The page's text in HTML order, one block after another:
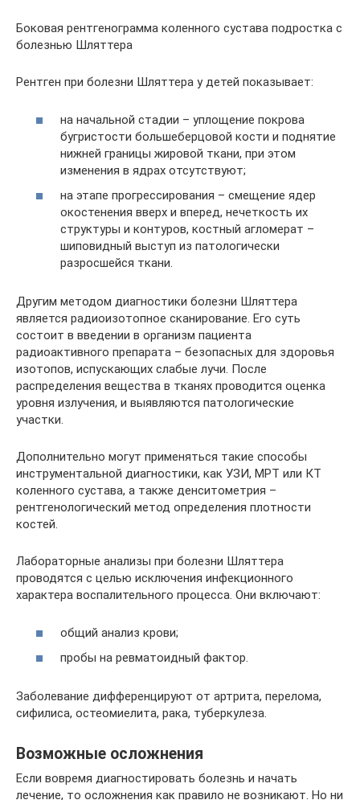
Боковая рентгенограмма коленного сустава подростка с
болезнью Шляттера
Рентген при болезни Шляттера у детей показывает:
на начальной стадии – уплощение покрова
бугристости большеберцовой кости и поднятие
нижней границы жировой ткани, при этом
изменения в ядрах отсутствуют;
на этапе прогрессирования – смещение ядер
окостенения вверх и вперед, нечеткость их
структуры и контуров, костный агломерат –
шиповидный выступ из патологически
разросшейся ткани.
Другим методом диагностики болезни Шляттера
является радиоизотопное сканирование. Его суть
состоит в введении в организм пациента
радиоактивного препарата – безопасных для здоровья
изотопов, испускающих слабые лучи. После
распределения вещества в тканях проводится оценка
уровня излучения, и выявляются патологические
участки.
Дополнительно могут применяться такие способы
инструментальной диагностики, как УЗИ, МРТ или КТ
коленного сустава, а также денситометрия –
рентгенологический метод определения плотности
костей.
Лабораторные анализы при болезни Шляттера
проводятся с целью исключения инфекционного
характера воспалительного процесса. Они включают:
общий анализ крови;
пробы на ревматоидный фактор.
Заболевание дифференцируют от артрита, перелома,
сифилиса, остеомиелита, рака, туберкулеза.
Возможные осложнения
Если вовремя диагностировать болезнь и начать
лечение, то осложнения как правило не возникают. Но ни